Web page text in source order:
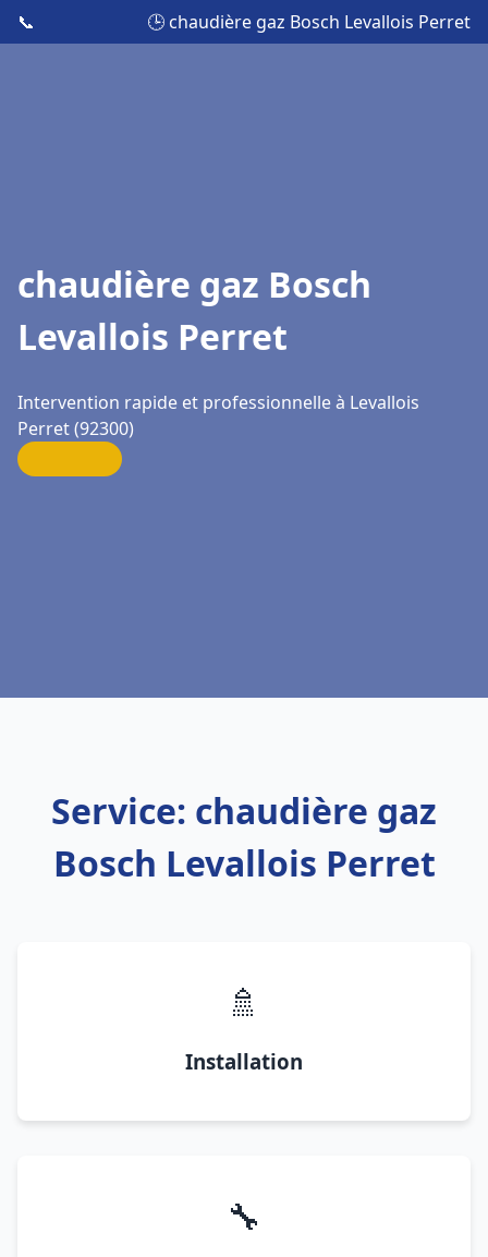
📞 🕒 chaudière gaz Bosch Levallois Perret
chaudière gaz Bosch
Levallois Perret
Intervention rapide et professionnelle à Levallois
Perret (92300)
Service: chaudière gaz
Bosch Levallois Perret
🚿
Installation
🔧